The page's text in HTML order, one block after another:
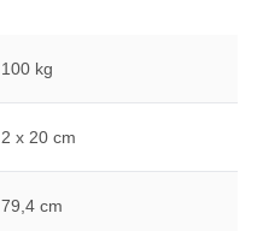
100 kg
2 x 20 cm
79,4 cm